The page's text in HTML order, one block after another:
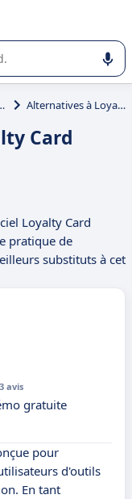
la sélection de
Alternatives à Loyalty Card Software
Card
Loyalty Card
pratique de
substituts à cet
3 avis
gratuite
pour
d'outils
En tant